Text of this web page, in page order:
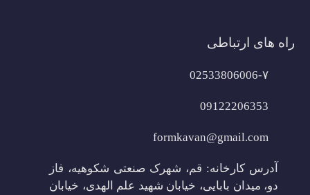
راه های ارتباطی
02533806006-۷
09122206353
formkavan@gmail.com
آدرس کارخانه: قم، شهرک صنعتی شکوهیه، فاز
دو، میدان بابایی، خیابان شهید علم الهدی، خیابان